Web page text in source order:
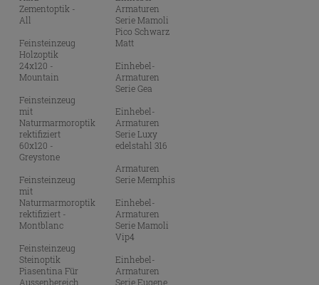
Zementoptik -
All
Feinsteinzeug
Holzoptik
24x120 -
Mountain
Feinsteinzeug
mit
Naturmarmoroptik
rektifiziert
60x120 -
Greystone
Feinsteinzeug
mit
Naturmarmoroptik
rektifiziert -
Montblanc
Feinsteinzeug
Steinoptik
Piasentina Für
Aussenbereich
Armaturen
Serie Mamoli
Pico Schwarz
Matt
Einhebel-
Armaturen
Serie Gea
Einhebel-
Armaturen
Serie Luxy
edelstahl 316
Armaturen
Serie Memphis
Einhebel-
Armaturen
Serie Mamoli
Vip4
Einhebel-
Armaturen
Serie Eugene